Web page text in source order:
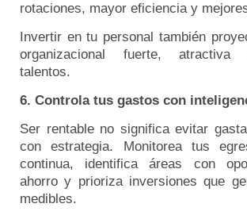
rotaciones, mayor eficiencia y
Invertir en tu personal también
organizacional fuerte, atractiva
talentos.
6. Controla tus gastos con
Ser rentable no significa evitar
con estrategia. Monitorea tus
continua, identifica áreas con
ahorro y prioriza inversiones que
medibles.